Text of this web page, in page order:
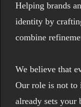
Helping brands
identity by
combine
We believe that
Our role is not to
already sets your